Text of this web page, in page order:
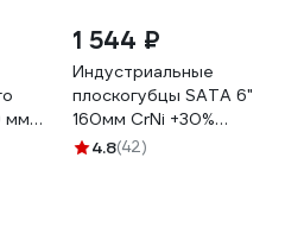
мм
1 544 ₽
Индустриальные
плоскогубцы SATA 6"
160мм CrNi +30%
прочности. Эталон для
4.8(42)